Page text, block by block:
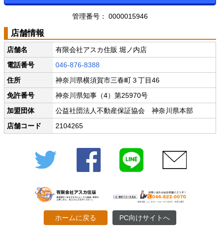
管理番号： 0000015946
店舗情報
店舗名
有限会社アスカ住販 堀ノ内店
電話番号
046-876-8388
住所
神奈川県横須賀市三春町３丁目46
免許番号
神奈川県知事（4）第25970号
加盟団体
公益社団法人不動産保証協会 神奈川県本部
店舗コード
2104265
Twitter Facebook
ホームに戻る PC向けサイトへ